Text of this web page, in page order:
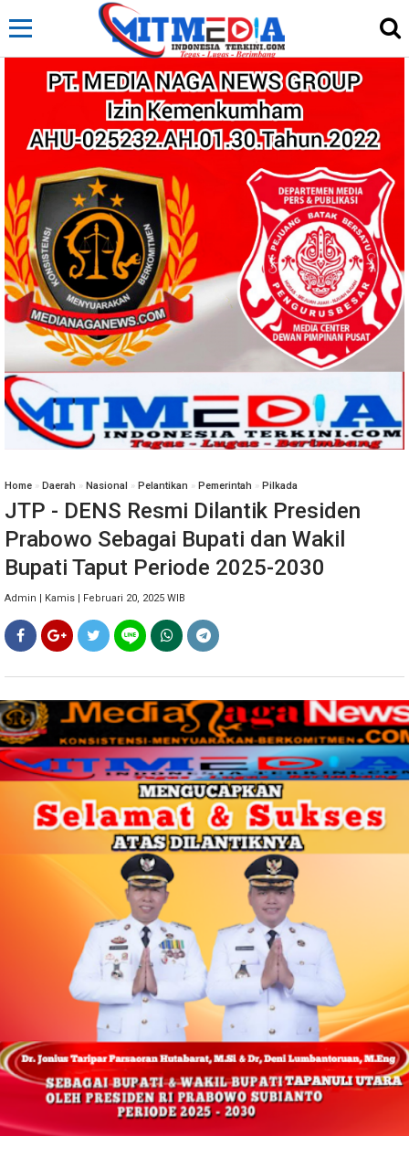
Home » Daerah » Nasional » Pelantikan » Pemerintah » Pilkada
JTP - DENS Resmi Dilantik Presiden
Prabowo Sebagai Bupati dan Wakil
Bupati Taput Periode 2025-2030
Admin | Kamis | Februari 20, 2025 WIB